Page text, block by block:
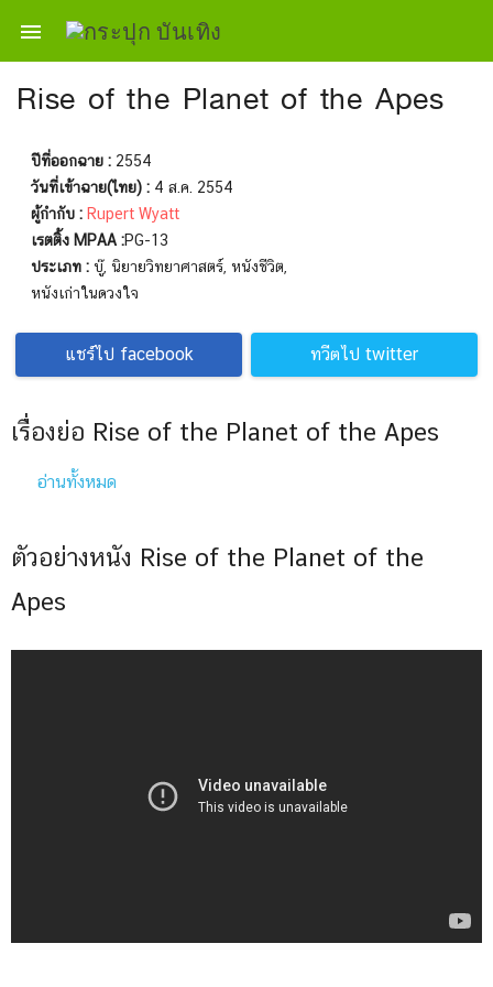

Rise of the Planet of the Apes
ปีที่ออกฉาย : 2554
วันที่เข้าฉาย(ไทย) : 4 ส.ค. 2554
ผู้กำกับ : Rupert Wyatt
เรตติ้ง MPAA :PG-13
ประเภท : บู๊, นิยายวิทยาศาสตร์, หนังชีวิต,
หนังเก่าในดวงใจ
แชร์ไป facebook ทวีตไป twitter
เรื่องย่อ Rise of the Planet of the Apes
อ่านทั้งหมด
ตัวอย่างหนัง Rise of the Planet of the
Apes